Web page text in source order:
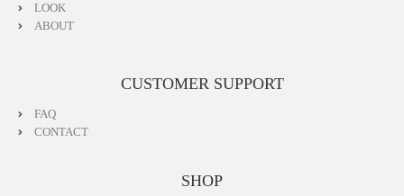
LOOK
ABOUT
CUSTOMER SUPPORT
FAQ
CONTACT
SHOP